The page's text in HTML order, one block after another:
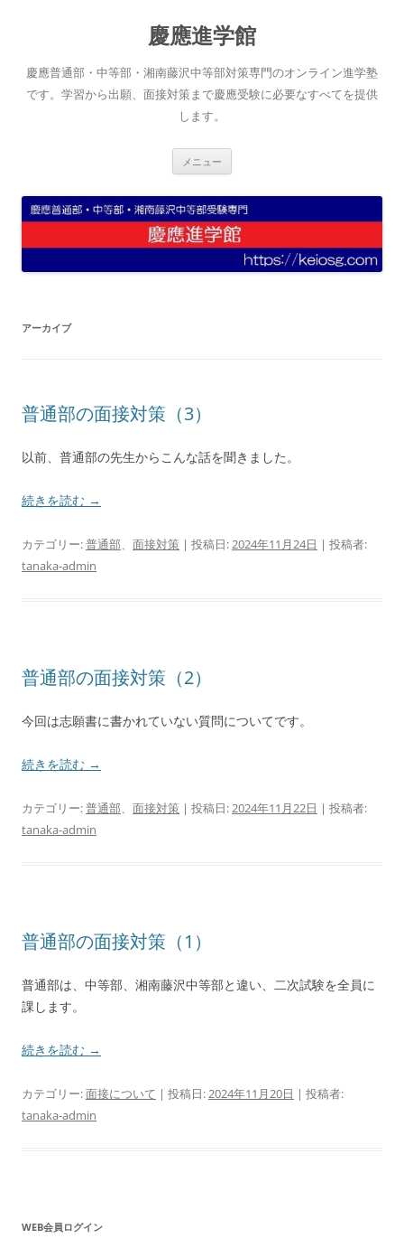
へ
ス
キ
慶應進学館
慶應普通部・中等部・湘南藤沢中等部対策専門のオンライン進学塾
です。学習から出願、面接対策まで慶應受験に必要なすべてを提供
します。
メニュー
アーカイブ
普通部の面接対策（3）
以前、普通部の先生からこんな話を聞きました。
続きを読む →
カテゴリー:普通部、 面接対策 | 投稿日:2024年11月24日 | 投稿者:
tanaka-admin
普通部の面接対策（2）
今回は志願書に書かれていない質問についてです。
続きを読む →
カテゴリー:普通部、 面接対策 | 投稿日:2024年11月22日 | 投稿者:
tanaka-admin
普通部の面接対策（1）
普通部は、中等部、湘南藤沢中等部と違い、二次試験を全員に
課します。
続きを読む →
カテゴリー:面接について | 投稿日:2024年11月20日 | 投稿者:
tanaka-admin
WEB会員ログイン